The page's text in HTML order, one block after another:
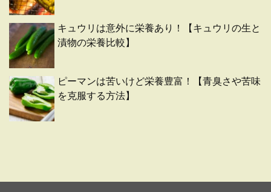
キュウリは意外に栄養あり！【キュウリの生と
漬物の栄養比較】
ピーマンは苦いけど栄養豊富！【青臭さや苦味
を克服する方法】